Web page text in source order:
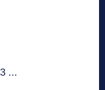
29 Ağustos - Hukuk Takvimi 1523 ...